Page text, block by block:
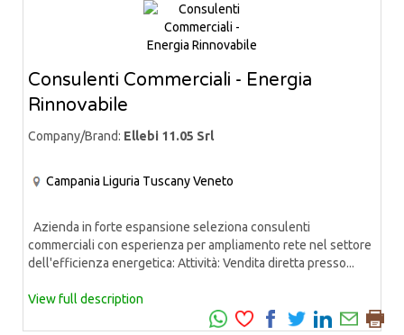
Consulenti Commerciali - Energia
Rinnovabile
Company/Brand: Ellebi 11.05 Srl
Campania Liguria TuscanyVeneto
Azienda in forte espansione seleziona consulenti
commerciali con esperienza per ampliamento rete nel settore
dell'efficienza energetica: Attività: Vendita diretta presso...
View full description